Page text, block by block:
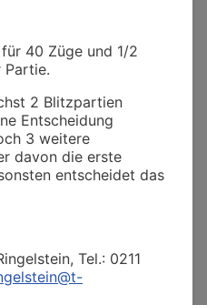
40 Züge und 1/2
Partie.
2 Blitzpartien
Entscheidung
3 weitere
davon die erste
entscheidet das
Tel.: 0211